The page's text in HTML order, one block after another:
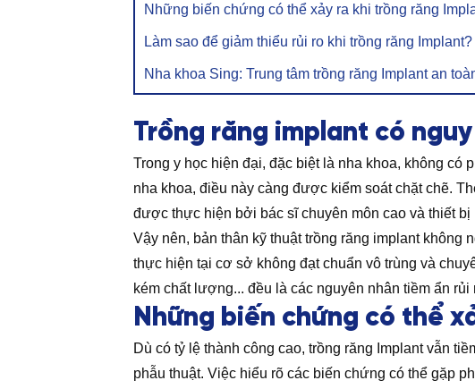
Những biến chứng có thể xảy ra khi trồng răng
Làm sao để giảm thiểu rủi ro khi trồng răng Implant?
Nha khoa Sing: Trung tâm trồng răng Implant an
Trồng răng implant có
Trong y học hiện đại, đặc biệt là nha khoa, không
nha khoa, điều này càng được kiểm soát chặt chẽ.
được thực hiện bởi bác sĩ chuyên môn cao và thiết bị
Vậy nên, bản thân kỹ thuật trồng răng implant
thực hiện tại cơ sở không đạt chuẩn vô trùng và
kém chất lượng... đều là các nguyên nhân tiềm ẩn rủi
Những biến chứng có thể
Dù có tỷ lệ thành công cao, trồng răng Implant vẫn
phẫu thuật. Việc hiểu rõ các biến chứng có thể gặp